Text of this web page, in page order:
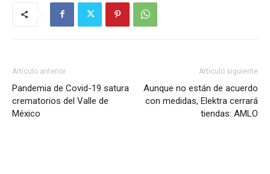
Artículo anterior
Pandemia de Covid-19 satura
crematorios del Valle de
México
Artículo siguiente
Aunque no están de acuerdo
con medidas, Elektra cerrará
tiendas: AMLO